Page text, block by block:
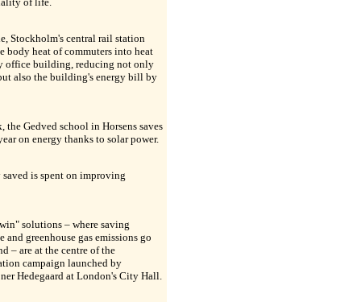
Stockholm's central rail station
body heat of commuters into heat
office building, reducing not only
also the building's energy bill by
the Gedved school in Horsens saves
on energy thanks to solar power.
saved is spent on improving
solutions – where saving
and greenhouse gas emissions go
– are at the centre of the
campaign launched by
Hedegaard at London's City Hall.